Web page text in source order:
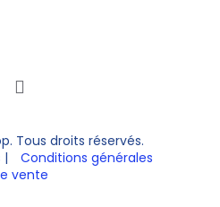
Tous droits réservés.
|
Conditions générales
vente